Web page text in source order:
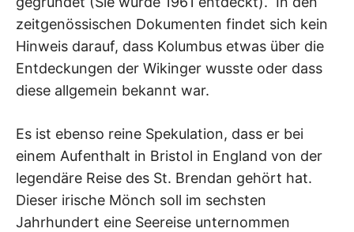
zeitgenössischen Dokumenten findet sich kein
Hinweis darauf, dass Kolumbus etwas über die
Entdeckungen der Wikinger wusste oder dass
diese allgemein bekannt war.
Es ist ebenso reine Spekulation, dass er bei
einem Aufenthalt in Bristol in England von der
legendäre Reise des St. Brendan gehört hat.
Dieser irische Mönch soll im sechsten
Jahrhundert eine Seereise unternommen